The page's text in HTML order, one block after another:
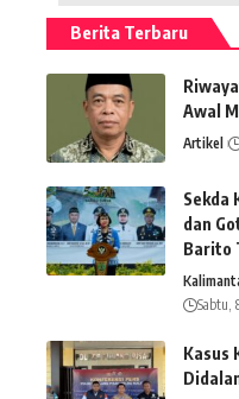
Berita Terbaru
Awal
Artikel
Sekda
dan
Barito
Sabtu,
Kasus